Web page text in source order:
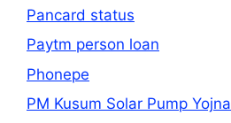
Pancard status
Paytm person loan
Phonepe
PM Kusum Solar Pump Yojna